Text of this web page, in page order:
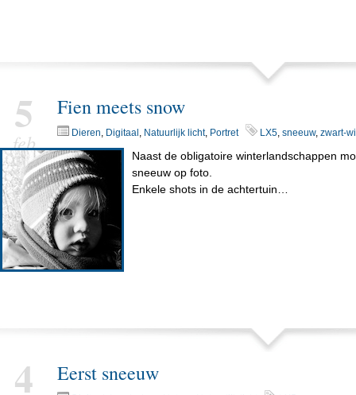
Fien meets snow
Dieren, Digitaal , Natuurlijk licht, Portret LX5, sneeuw, zwart-
5
feb
Naast de obligatoire winterlandschappen
sneeuw op foto.
Enkele shots in de achtertuin…
Eerst sneeuw
4